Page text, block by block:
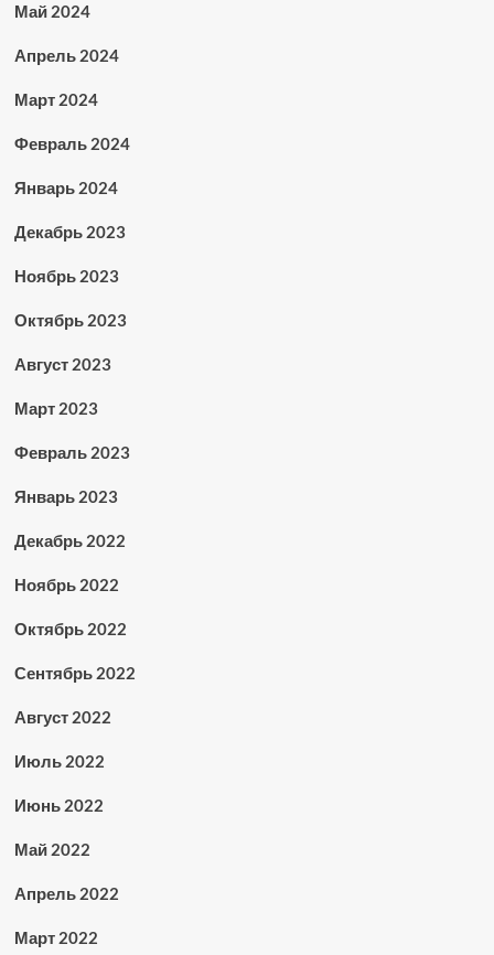
Май 2024
Апрель 2024
Март 2024
Февраль 2024
Январь 2024
Декабрь 2023
Ноябрь 2023
Октябрь 2023
Август 2023
Март 2023
Февраль 2023
Январь 2023
Декабрь 2022
Ноябрь 2022
Октябрь 2022
Сентябрь 2022
Август 2022
Июль 2022
Июнь 2022
Май 2022
Апрель 2022
Март 2022